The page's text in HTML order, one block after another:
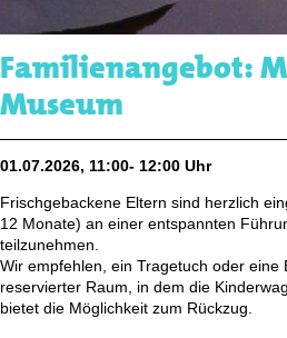
Familienangebot:
Museum
01.07.2026, 11:00- 12:00 Uhr
Frischgebackene Eltern sind herzlich
12 Monate) an einer entspannten
teilzunehmen.
Wir empfehlen, ein Tragetuch oder eine
reservierter Raum, in dem die
bietet die Möglichkeit zum Rückzug.